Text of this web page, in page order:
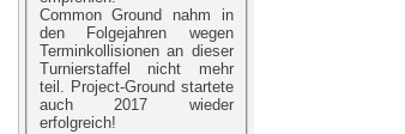
Common Ground nahm in
den Folgejahren wegen
Terminkollisionen an dieser
Turnierstaffel nicht mehr
teil. Project-Ground startete
auch 2017 wieder
erfolgreich!